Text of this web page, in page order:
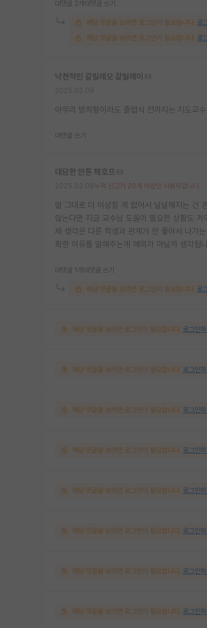
대댓글 2개 대댓글 쓰기
해당 댓글을 보려면 로그인이 필요합니다. 로
해당 댓글을 보려면 로그인이 필요합니다. 로
낙천적인 갈릴레오 갈릴레이
아무리 방치형이라도 졸업식 전까지는 지도교
대댓글 쓰기
대담한 안톤 체호프
누적 신고가 20개 이상인 사용자입니다.
말 그대로 더 이상할 게 없어서 널널해지는 건
않는다면 지금 교수님 도움이 필요한 상황도 거
제 생각은 다른 학생과 관계가 안 좋아서 나가
확한 이유를 말해주는게 예의가 아닐까 생각됩
대댓글 1개 대댓글 쓰기
해당 댓글을 보려면 로그인이 필요합니다. 로
해당 댓글을 보려면 로그인이 필요합니다. 로그인하
해당 댓글을 보려면 로그인이 필요합니다. 로그인하
해당 댓글을 보려면 로그인이 필요합니다. 로그인하
해당 댓글을 보려면 로그인이 필요합니다. 로그인하
해당 댓글을 보려면 로그인이 필요합니다. 로그인하
해당 댓글을 보려면 로그인이 필요합니다. 로그인하
해당 댓글을 보려면 로그인이 필요합니다. 로그인하
해당 댓글을 보려면 로그인이 필요합니다. 로그인하